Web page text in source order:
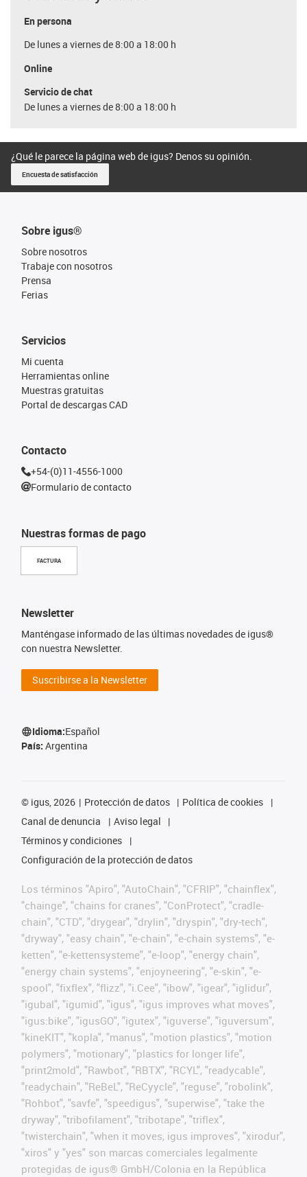
En persona
De lunes a viernes de 8:00 a 18:00 h
Online
Servicio de chat
De lunes a viernes de 8:00 a 18:00 h
¿Qué le parece la página web de igus? Denos su opinión.
Encuesta de satisfacción
Sobre igus®
Sobre nosotros
Trabaje con nosotros
Prensa
Ferias
Nuestras formas de pago
FACTURA
Servicios
Mi cuenta
Herramientas online
Muestras gratuitas
Portal de descargas CAD
Contacto
+54-(0)11-4556-1000
Formulario de contacto
Newsletter
Manténgase informado de las últimas novedades de igus®
con nuestra Newsletter.
Suscribirse a la Newsletter
Idioma:Español
País: Argentina
© igus, 2026 Protección de datos
Política de cookies
Canal de denuncia
Aviso legal
Términos y condiciones
Configuración de la protección de datos
Los términos "Apiro", "AutoChain", "CFRIP", "chainflex",
"chainge", "chains for cranes", "ConProtect", "cradle-
chain", "CTD", "drygear", "drylin", "dryspin", "dry-tech",
"dryway", "easy chain", "e-chain", "e-chain systems", "e-
ketten", "e-kettensysteme", "e-loop", "energy chain",
"energy chain systems", "enjoyneering", "e-skin", "e-
spool", "fixflex", "flizz", "i.Cee", "ibow", "igear", "iglidur",
"igubal", "igumid", "igus", "igus improves what moves",
"igus:bike", "igusGO", "igutex", "iguverse", "iguversum",
"kineKIT", "kopla", "manus", "motion plastics", "motion
polymers", "motionary", "plastics for longer life",
"print2mold", "Rawbot", "RBTX", "RCYL", "readycable",
"readychain", "ReBeL", "ReCyycle", "reguse", "robolink",
"Rohbot", "savfe", "speedigus", "superwise", "take the
dryway", "tribofilament", "tribotape", "triflex",
"twisterchain", "when it moves, igus improves", "xirodur",
"xiros" y "yes" son marcas comerciales legalmente
protegidas de igus® GmbH/Colonia en la República